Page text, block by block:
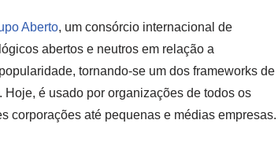
Aberto, um consórcio internacional de
abertos e neutros em relação a
tornando-se um dos frameworks de
é usado por organizações de todos os
corporações até pequenas e médias empresas.